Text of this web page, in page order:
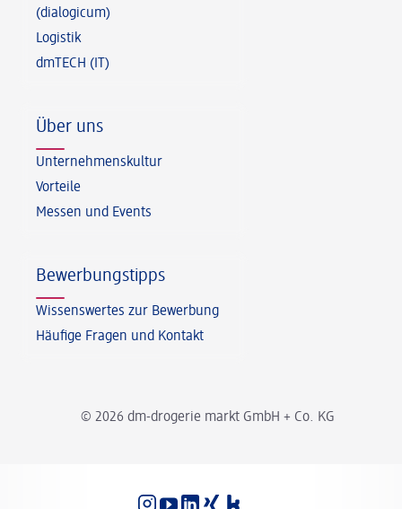
© 2026 dm-drogerie markt GmbH + Co. KG
(dialogicum)
Logistik
dmTECH (IT)
Über uns
Unternehmenskultur
Vorteile
Messen und Events
Bewerbungstipps
Wissenswertes zur Bewerbung
Häufige Fragen und Kontakt